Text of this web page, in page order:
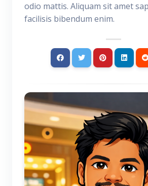
odio mattis. Aliquam sit amet
facilisis bibendum enim.